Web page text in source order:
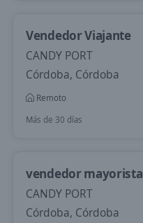
Vendedor Viajante
CANDY PORT
Córdoba, Córdoba
Remoto
Más de 30 días
vendedor mayorista
CANDY PORT
Córdoba, Córdoba